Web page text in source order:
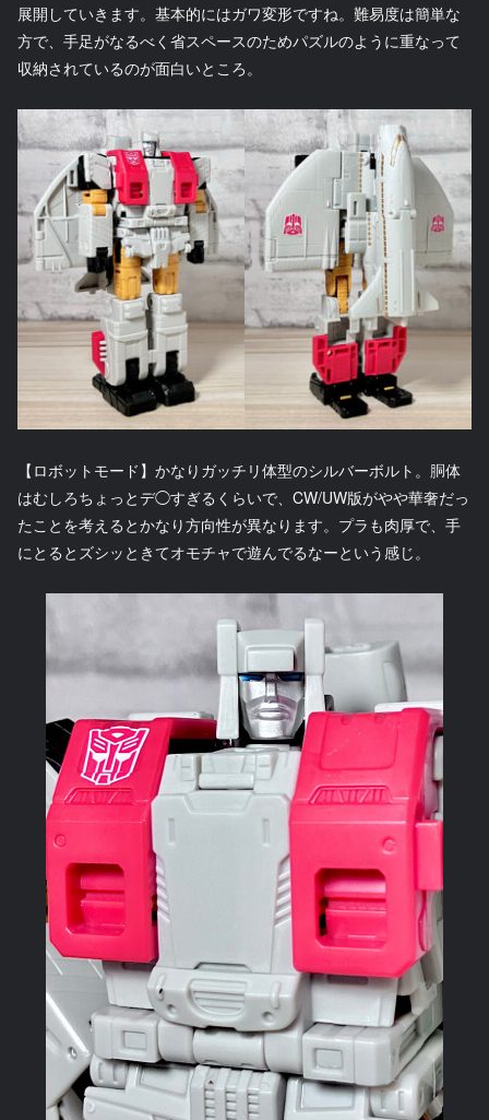
展開していきます。基本的にはガワ変形ですね。難易度は簡単な
方で、手足がなるべく省スペースのためパズルのように重なって
収納されているのが面白いところ。
【ロボットモード】かなりガッチリ体型のシルバーボルト。胴体
はむしろちょっとデ◯すぎるくらいで、CW/UW版がやや華奢だっ
たことを考えるとかなり方向性が異なります。プラも肉厚で、手
にとるとズシッときてオモチャで遊んでるなーという感じ。